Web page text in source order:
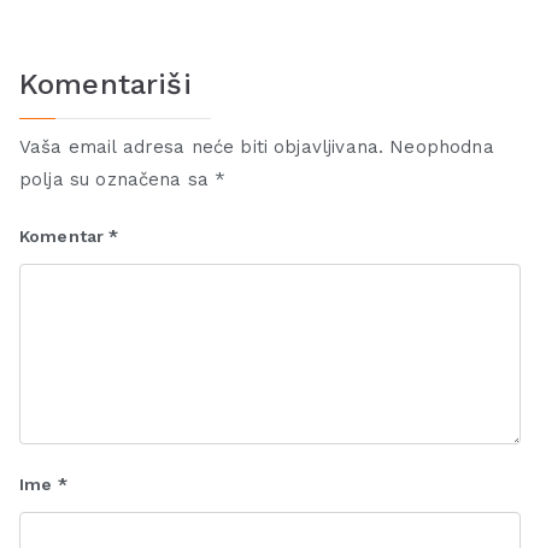
Komentariši
Vaša email adresa neće biti objavljivana. Neophodna
polja su označena sa *
Komentar*
Ime *